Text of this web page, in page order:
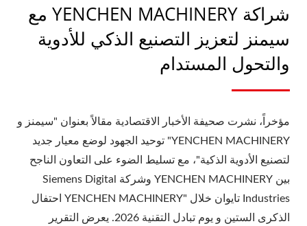
شراكة YENCHEN MACHINERY مع
سيمنز لتعزيز التصنيع الذكي للأدوية
والتحول المستدام
مؤخراً، نشرت صحيفة الأخبار الاقتصادية مقالاً بعنوان "سيمنز و
YENCHEN MACHINERY" توحيد الجهود لوضع معيار جديد
لتصنيع الأدوية الذكية"، مع تسليط الضوء على التعاون الناجح
بين YENCHEN MACHINERY وشركة Siemens Digital
Industries تايوان خلال "YENCHEN MACHINERY احتفال
الذكرى الستين و يوم تبادل التقنية 2026. يعرض التقرير